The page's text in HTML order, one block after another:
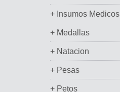
+ Insumos Medicos
+ Medallas
+ Natacion
+ Pesas
+ Petos